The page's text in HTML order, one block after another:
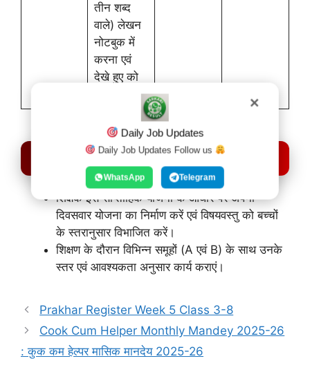
तीन शब्द
वाले) लेखन
नोटबुक में
करना एवं
देखे हुए को
नोट :-
शिक्षक इस साप्ताहिक योजना के आधार पर अपनी
दिवसवार योजना का निर्माण करें एवं विषयवस्तु को बच्चों
के स्तरानुसार विभाजित करें।
शिक्षण के दौरान विभिन्न समूहों (A एवं B) के साथ उनके
स्तर एवं आवश्यकता अनुसार कार्य कराएं।
Prakhar Register Week 5 Class 3-8
Cook Cum Helper Monthly Mandey 2025-26
: कुक कम हेल्पर मासिक मानदेय 2025-26
✕
Daily Job Updates
Daily Job Updates Follow us
WhatsApp Telegram